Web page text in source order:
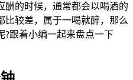
酬的时候，通常都会以喝酒的
比较差，属于一喝就醉，那么
?跟着小编一起来盘点一下